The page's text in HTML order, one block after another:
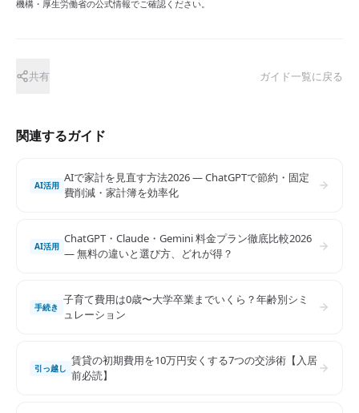
機構・厚生労働省の公式情報でご確認ください。
共有 ガイド一覧に戻る
関連するガイド
AI活用
AIで家計を見直す方法2026 — ChatGPTで節約・固定
費削減・家計簿を効率化
AI活用
ChatGPT・Claude・Gemini 料金プラン徹底比較2026
— 無料の違いと選び方、どれが得？
手続き
子育て費用は0歳〜大学卒業までいくら？年齢別シミ
ュレーション
引っ越し
賃貸の初期費用を10万円安くする7つの交渉術【入居
前必読】